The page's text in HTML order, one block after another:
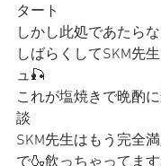
タート
しかし此処であたらな
しばらくしてSKM先
ュ🎣
これが塩焼きで晩酌
談
SKM先生はもう完全
で🍶飲っちゃってま